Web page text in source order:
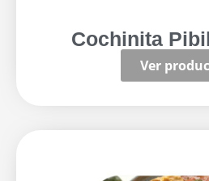
Cochinita
Ver